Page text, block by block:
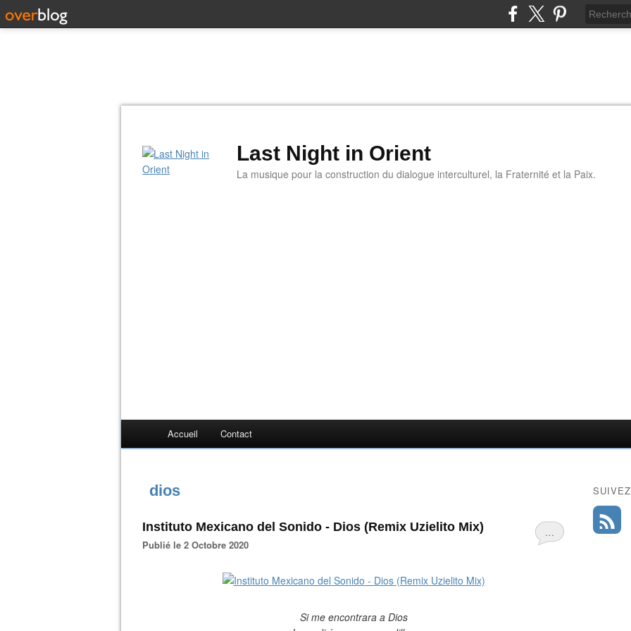
Last Night in Orient
La musique pour la construction du dialogue interculturel, la Fraternité et la Paix.
Accueil Contact
dios
…
Instituto Mexicano del Sonido - Dios (Remix Uzielito Mix)
Publié le 2 Octobre 2020
Si me encontrara a Dios